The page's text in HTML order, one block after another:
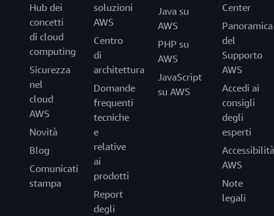
Hub dei
concetti
di cloud
computing
Sicurezza
nel
cloud
AWS
Novità
Blog
Comunicati
stampa
soluzioni
AWS
Centro
di
architettura
Domande
frequenti
tecniche
e
relative
ai
prodotti
Report
degli
Java su
AWS
PHP su
AWS
JavaScript
su AWS
Center
Panoramica
del
Supporto
AWS
Accedi ai
consigli
degli
esperti
Accessibilità
AWS
Note
legali